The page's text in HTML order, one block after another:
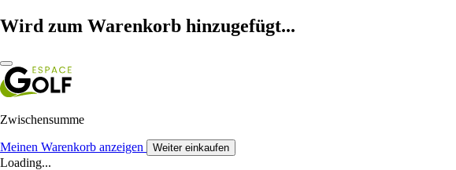
Wird zum Warenkorb hinzugefügt...
Zwischensumme
Meinen Warenkorb anzeigen Weiter einkaufen
Loading...